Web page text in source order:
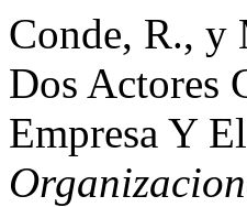
Conde, R., y
Dos Actores
Empresa Y